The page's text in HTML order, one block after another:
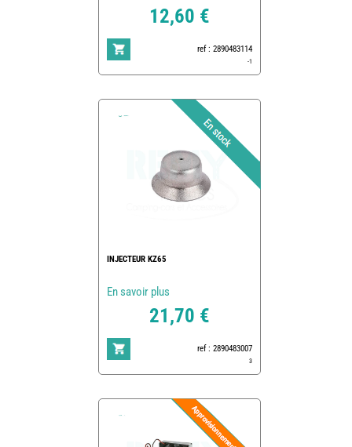
12,60 €
ref : 2890483114
-1
INJECTEUR KZ65
En savoir plus
21,70 €
ref : 2890483007
3